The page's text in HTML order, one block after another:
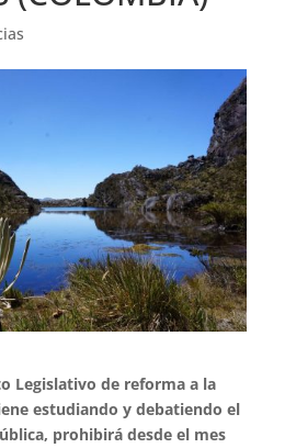
Legislativo de reforma a la
estudiando y debatiendo el
prohibirá desde el mes